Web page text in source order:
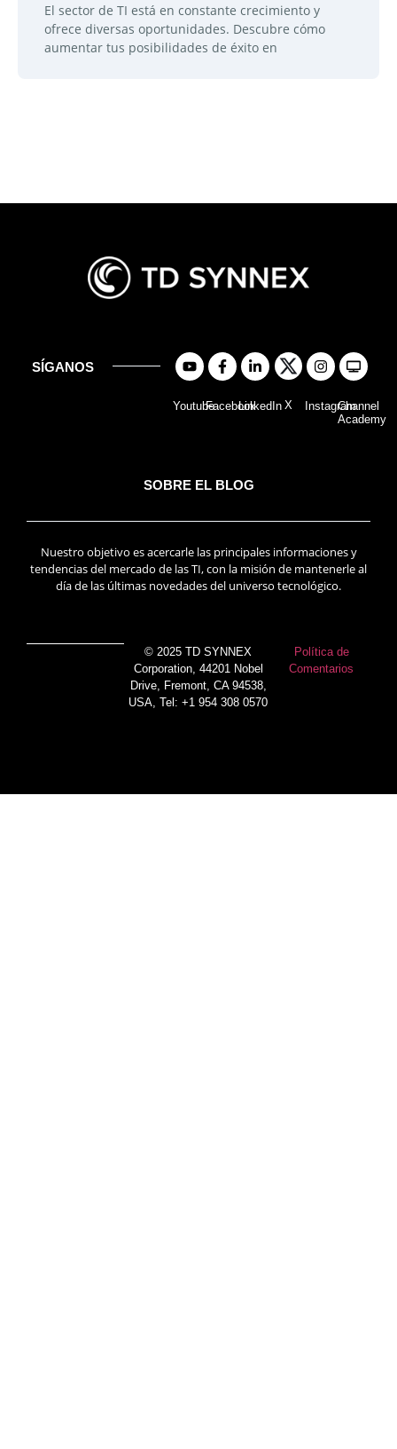
El sector de TI está en constante crecimiento y
ofrece diversas oportunidades. Descubre cómo
aumentar tus posibilidades de éxito en
SÍGANOS
YoutubeFacebookLinkedIn X InstagramChannel
Academy
SOBRE EL BLOG
Nuestro objetivo es acercarle las principales informaciones y
tendencias del mercado de las TI, con la misión de mantenerle al
día de las últimas novedades del universo tecnológico.
© 2025 TD SYNNEX
Corporation, 44201 Nobel
Drive, Fremont, CA 94538,
USA, Tel: +1 954 308 0570
Política de
Comentarios